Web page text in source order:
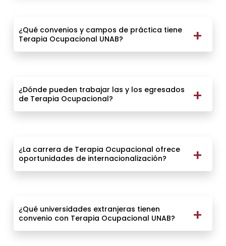
¿Qué convenios y campos de práctica tiene
Terapia Ocupacional UNAB?
¿Dónde pueden trabajar las y los egresados
de Terapia Ocupacional?
¿La carrera de Terapia Ocupacional ofrece
oportunidades de internacionalización?
¿Qué universidades extranjeras tienen
convenio con Terapia Ocupacional UNAB?